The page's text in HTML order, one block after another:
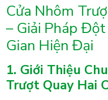
Cửa Nhôm
– Giải Pháp
Gian Hiện Đại
1. Giới Thiệu
Trượt Quay Hai